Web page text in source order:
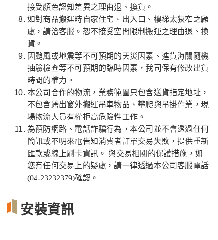
接受顏色認知差異之理由退、換貨。
如對商品搬運時自家住宅、出入口、樓梯太狹窄之顧
慮，請洽客服。恕不接受空間限制搬運之理由退、換
貨。
因颱風或地震等不可預期的天災因素、進貨海關隨機
抽驗檢查等不可預期的臨時因素，我司保有修改出貨
時間的權力。
本公司合作的物流，業務範圍只包含送貨指定地址，
不包含跨出窗外搬運吊車物品、攀爬與吊掛作業，現
場物流人員有權拒高危險性工作。
為預防網路、電話詐騙行為，本公司並不會透過任何
簡訊或不明來電告知消費者訂單交易失敗，提供重新
匯款或線上刷卡資訊。 與交易相關的保護措施，如
您有任何交易上的疑慮，請一律透過本公司客服電話
(04-23232379)確認。
安裝資訊